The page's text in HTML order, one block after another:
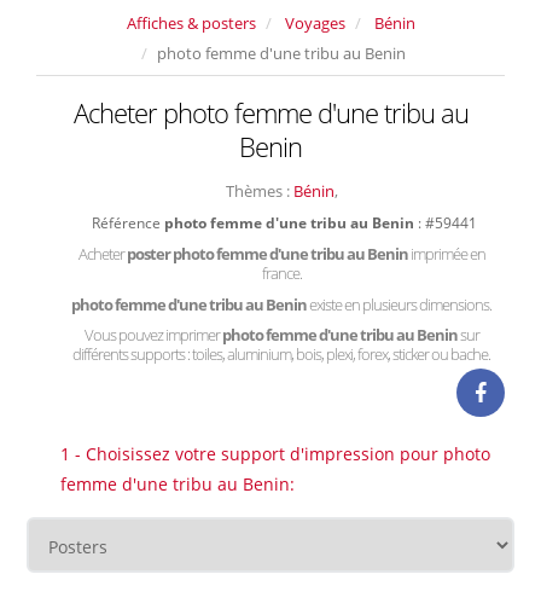
Affiches & posters Voyages
Bénin
photo femme d'une tribu au Benin
Acheter photo femme d'une tribu au
Benin
Thèmes : Bénin,
Référence photo femme d'une tribu au Benin : #59441
Acheterposter photo femme d'une tribu au Beninimprimée en
france.
photo femme d'une tribu au Beninexiste en plusieurs dimensions.
Vous pouvez imprimerphoto femme d'une tribu au Beninsur
différents supports : toiles, aluminium, bois, plexi, forex, sticker ou bache.
1 - Choisissez votre support d'impression pour photo
femme d'une tribu au Benin: